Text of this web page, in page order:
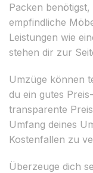
Packen
empfindliche
Leistungen wie
stehen dir zur
Umzüge können
du ein gutes
transparente
Umfang deines
Kostenfallen zu
Überzeuge dich